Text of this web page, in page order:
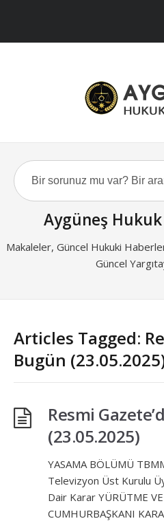
Aygüneş Hukuk
Makaleler, Güncel Hukuki
Güncel
Articles Tagged:
Bugün
Resmi
(23.05.2025)
YASAMA BÖLÜMÜ
Televizyon Üst Kurulu
Dair Karar YÜRÜTME
CUMHURBAŞKANI